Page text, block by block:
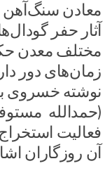
معادن سنگ‌آهن
آثار حفر
مختلف معدن
زمان‌های دور
نوشته خسروی
(حمدالله
فعالیت
آن روزگاران